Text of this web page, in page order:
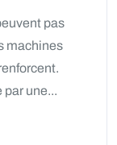
pas
machines
une...